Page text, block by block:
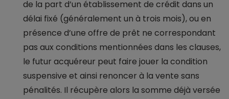
de la part d’un établissement de crédit dans un
délai fixé (généralement un à trois mois), ou en
présence d’une offre de prêt ne correspondant
pas aux conditions mentionnées dans les clauses,
le futur acquéreur peut faire jouer la condition
suspensive et ainsi renoncer à la vente sans
pénalités. Il récupère alors la somme déjà versée